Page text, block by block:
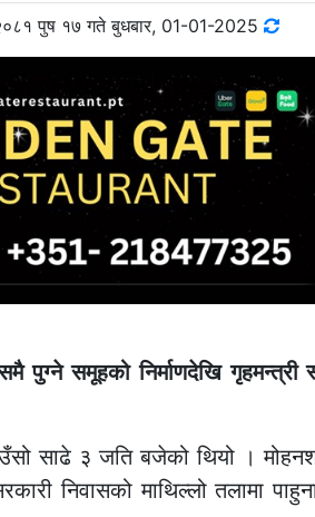
पुष १७ गते बुधबार, 01-01-2025
पुग्ने समूहको निर्माणदेखि
३ जति बजेको थियो ।
निवासको माथिल्लो तलामा